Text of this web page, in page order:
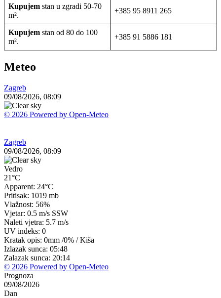
Kupujem stan u zgradi 50-70
m².
+385 95 8911 265
Kupujem stan od 80 do 100
m².
+385 91 5886 181
Meteo
Zagreb
09/08/2026, 08:09
© 2026 Powered by Open-Meteo
Zagreb
09/08/2026, 08:09
Vedro
21°C
Apparent: 24°C
Pritisak: 1019 mb
Vlažnost: 56%
Vjetar: 0.5 m/s SSW
Naleti vjetra: 5.7 m/s
UV indeks: 0
Kratak opis: 0mm /0% /Kiša
Izlazak sunca: 05:48
Zalazak sunca: 20:14
© 2026 Powered by Open-Meteo
Prognoza
09/08/2026
Dan